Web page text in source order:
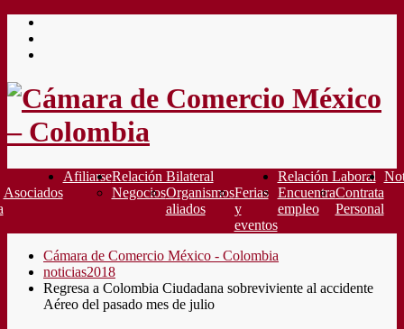
Saltar
contenido
Asociados
AfiliarseRelación Bilateral
NegociosOrganismos
aliados
Ferias
y
eventos
Relación Laboral
Encuentra
empleo
Contrata
Personal
Cámara de Comercio México - Colombia
noticias2018
Regresa a Colombia Ciudadana sobreviviente al accidente
Aéreo del pasado mes de julio